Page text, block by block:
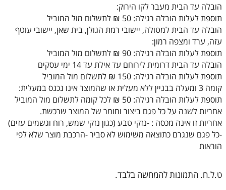
הובלה עד הבית מעבר לקו הירוק:
תוספת לעלות הובלה רגילה: 50 ₪ לתשלום מול המוביל
הובלה עד הבית למטולה, יישובי רמת הגולן, בית שאן, יישובי עוטף
עזה, ערד ומצפה רמון:
תוספת לעלות הובלה רגילה: 90 ₪ לתשלום מול המוביל
הובלה עד הבית דרומית לירוחם עד אילת עד 14 ימי עסקים
תוספת לעלות הובלה רגילה: 150 ₪ לתשלום מול המוביל
קומה 3 ומעלה בבניין ללא מעלית או שהמוצר אינו נכנס במעלית:
תוספת לעלות הובלה רגילה: 50 ₪ לכל קומה לתשלום מול המוביל
אחריות לשנה על כל פגם ביצור וחומר של המוצר שרכשת.
אחריות זו אינה מכסה : -נזקי טבע (כגון נזקי שמש, רוח וגשמים עזים)
-כל פגם שנגרם כתוצאה משימוש לא סביר -הרכבת מוצר שלא לפי
הוראות
ט.ל.ח. התמונות להמחשה בלבד.